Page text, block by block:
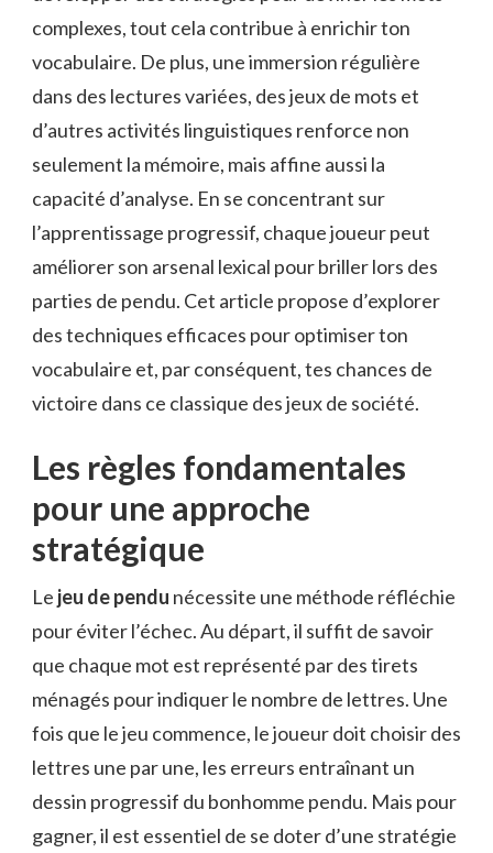
complexes, tout cela contribue à enrichir ton
vocabulaire. De plus, une immersion régulière
dans des lectures variées, des jeux de mots et
d’autres activités linguistiques renforce non
seulement la mémoire, mais affine aussi la
capacité d’analyse. En se concentrant sur
l’apprentissage progressif, chaque joueur peut
améliorer son arsenal lexical pour briller lors des
parties de pendu. Cet article propose d’explorer
des techniques efficaces pour optimiser ton
vocabulaire et, par conséquent, tes chances de
victoire dans ce classique des jeux de société.
Les règles fondamentales
pour une approche
stratégique
Le jeu de pendu nécessite une méthode réfléchie
pour éviter l’échec. Au départ, il suffit de savoir
que chaque mot est représenté par des tirets
ménagés pour indiquer le nombre de lettres. Une
fois que le jeu commence, le joueur doit choisir des
lettres une par une, les erreurs entraînant un
dessin progressif du bonhomme pendu. Mais pour
gagner, il est essentiel de se doter d’une stratégie